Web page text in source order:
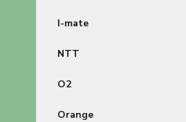
I-mate
NTT
O2
Orange